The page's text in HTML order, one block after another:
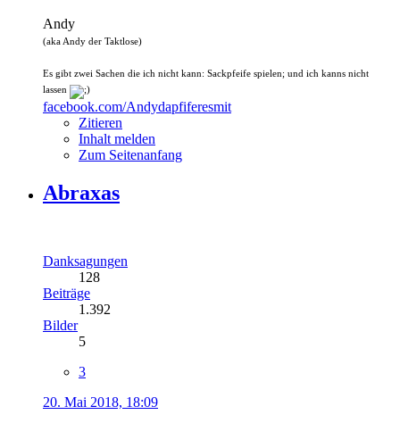
Andy
(aka Andy der Taktlose)
Es gibt zwei Sachen die ich nicht kann: Sackpfeife spielen; und ich kanns nicht
lassen
facebook.com/Andydapfiferesmit
Zitieren
Inhalt melden
Zum Seitenanfang
Abraxas
Danksagungen
128
Beiträge
1.392
Bilder
5
3
20. Mai 2018, 18:09